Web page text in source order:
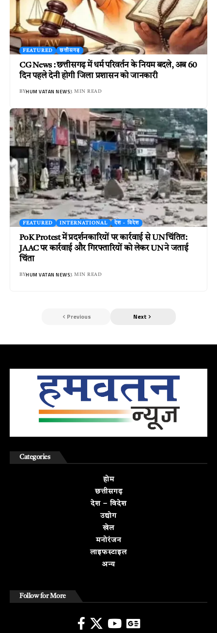
FEATURED छत्तीसगढ़
CG News : छत्तीसगढ़ में धर्म परिवर्तन के नियम बदले, अब 60
दिन पहले देनी होगी जिला प्रशासन को जानकारी
BYHUM VATAN NEWS3 MIN READ
FEATURED INTERNATIONAL देश - विदेश
PoK Protest में प्रदर्शनकारियों पर कार्रवाई से UN चिंतित:
JAAC पर कार्रवाई और गिरफ्तारियों को लेकर UN ने जताई
चिंता
BYHUM VATAN NEWS3 MIN READ
Previous Next
Categories
होम
छत्तीसगढ़
देश – विदेश
उद्योग
खेल
मनोरंजन
लाइफस्टाइल
अन्य
Follow for More